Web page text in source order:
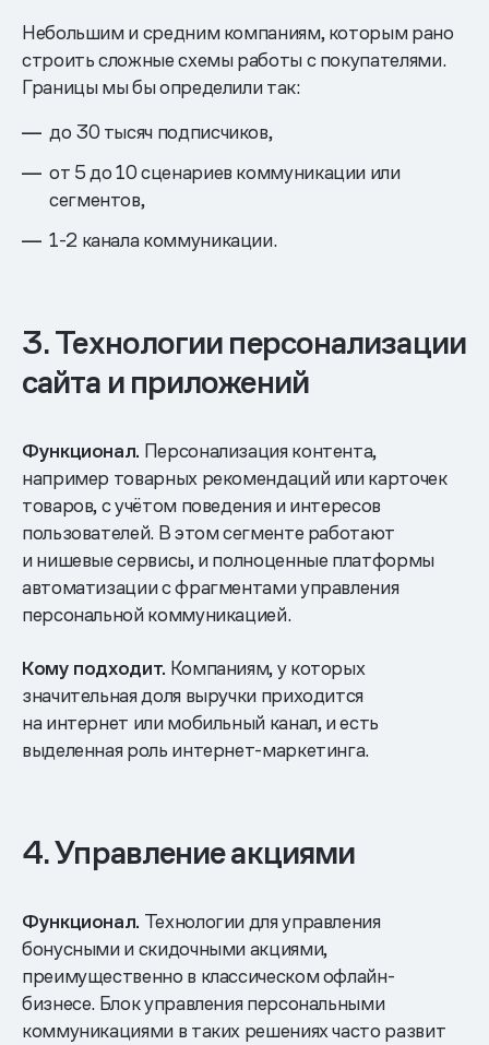
Небольшим и средним компаниям, которым рано
строить сложные схемы работы с покупателями.
Границы мы бы определили так:
до 30 тысяч подписчиков,
от 5 до 10 сценариев коммуникации или
сегментов,
1-2 канала коммуникации.
3. Технологии персонализации
сайта и приложений
Функционал. Персонализация контента,
например товарных рекомендаций или карточек
товаров, с учётом поведения и интересов
пользователей. В этом сегменте работают
и нишевые сервисы, и полноценные платформы
автоматизации с фрагментами управления
персональной коммуникацией.
Кому подходит. Компаниям, у которых
значительная доля выручки приходится
на интернет или мобильный канал, и есть
выделенная роль интернет-маркетинга.
4. Управление акциями
Функционал. Технологии для управления
бонусными и скидочными акциями,
преимущественно в классическом офлайн-
бизнесе. Блок управления персональными
коммуникациями в таких решениях часто развит